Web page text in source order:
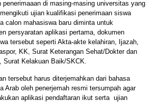
penerimaaan di masing-masing universitas yang
ujian kualifikasi penerimaan siswa
calon mahasiswa baru diminta untuk
persyaratan aplikasi pertama, dokumen
tersebut seperti Akta-akte kelahiran, Ijazah,
KK, Surat Keterangan Sehat/Dokter dan
Surat Kelakuan Baik/SKCK.
tersebut harus diterjemahkan dari bahasa
Arab oleh penerjemah resmi tersumpah agar
aplikasi pendaftaran ikut serta ujian